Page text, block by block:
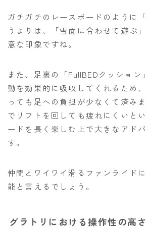
ガチガチのレースボードのように
うよりは、「雪面に合わせて遊ぶ
意な印象ですね。
また、足裏の「FullBEDクッション
動を効果的に吸収してくれるため
っても足への負担が少なくて済み
でリフトを回しても疲れにくいと
ードを長く楽しむ上で大きなアド
す。
仲間とワイワイ滑るファンライド
能と言えるでしょう。
グラトリにおける操作性の高さ